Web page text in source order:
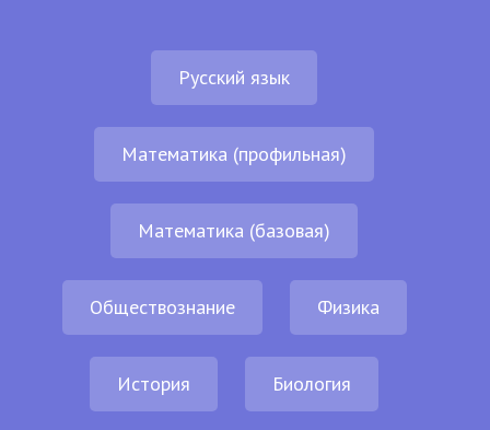
Русский язык
Математика (профильная)
Математика (базовая)
Обществознание Физика
История Биология